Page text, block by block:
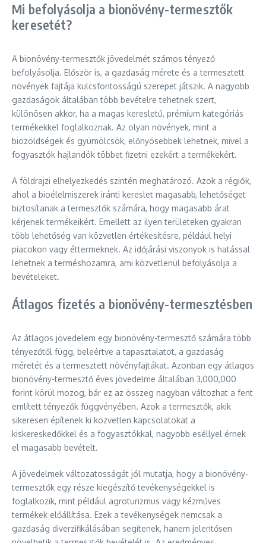
Mi befolyásolja a bionövény-termesztők
keresetét?
A bionövény-termesztők jövedelmét számos tényező
befolyásolja. Először is, a gazdaság mérete és a termesztett
növények fajtája kulcsfontosságú szerepet játszik. A nagyobb
gazdaságok általában több bevételre tehetnek szert,
különösen akkor, ha a magas keresletű, prémium kategóriás
termékekkel foglalkoznak. Az olyan növények, mint a
biozöldségek és gyümölcsök, előnyösebbek lehetnek, mivel a
fogyasztók hajlandók többet fizetni ezekért a termékekért.
A földrajzi elhelyezkedés szintén meghatározó. Azok a régiók,
ahol a bioélelmiszerek iránti kereslet magasabb, lehetőséget
biztosítanak a termesztők számára, hogy magasabb árat
kérjenek termékeikért. Emellett az ilyen területeken gyakran
több lehetőség van közvetlen értékesítésre, például helyi
piacokon vagy éttermeknek. Az időjárási viszonyok is hatással
lehetnek a terméshozamra, ami közvetlenül befolyásolja a
bevételeket.
Átlagos fizetés a bionövény-termesztésben
Az átlagos jövedelem egy bionövény-termesztő számára több
tényezőtől függ, beleértve a tapasztalatot, a gazdaság
méretét és a termesztett növényfajtákat. Azonban egy átlagos
bionövény-termesztő éves jövedelme általában 3,000,000
forint körül mozog, bár ez az összeg nagyban változhat a fent
említett tényezők függvényében. Azok a termesztők, akik
sikeresen építenek ki közvetlen kapcsolatokat a
kiskereskedőkkel és a fogyasztókkal, nagyobb eséllyel érnek
el magasabb bevételt.
A jövedelmek változatosságát jól mutatja, hogy a bionövény-
termesztők egy része kiegészítő tevékenységekkel is
foglalkozik, mint például agroturizmus vagy kézműves
termékek előállítása. Ezek a tevékenységek nemcsak a
gazdaság diverzifikálásában segítenek, hanem jelentősen